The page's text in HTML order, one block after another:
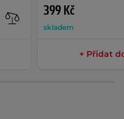
399 Kč
skladem
+ Přidat